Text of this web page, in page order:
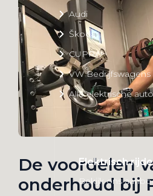
Audi
Škoda
CUPRA
VW Bedrijfswagens
Alle elektrische
Elektrisch
Bekijk ons
De voordelen
onderhoud bij